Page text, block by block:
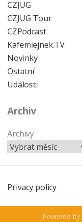
CZJUG
CZJUG Tour
CZPodcast
Kafemlejnek.TV
Novinky
Ostatní
Události
Archiv
Archivy
Privacy policy
Powered by